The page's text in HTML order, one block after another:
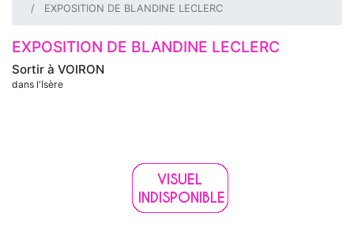
EXPOSITION DE BLANDINE LECLERC
Sortir à VOIRON
dans l'Isère
EXPOSITION DE BLANDINE LECLERC